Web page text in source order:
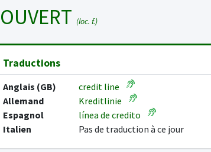
(loc. f.)
Traductions
Anglais (GB)
credit line
Allemand
Kreditlinie
Espagnol
línea de credito
Italien
Pas de traduction à ce jour